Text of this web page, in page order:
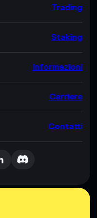
Trading
Staking
Informazioni
Carriere
Contatti